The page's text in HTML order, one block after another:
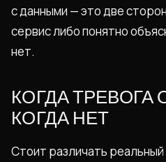
с данными — это две
сервис либо понятно
нет.
КОГДА ТРЕВОГА
КОГДА НЕТ
Стоит различать